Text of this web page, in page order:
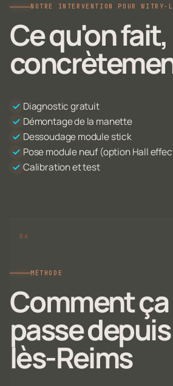
NOTRE INTERVENTION POUR WITRY-
Ce qu'on fait,
Diagnostic gratuit
Démontage de la manette
Dessoudage module stick
Pose module neuf (option Hall
Calibration et test
MÉTHODE
Comment ça
passe
lès-Reims